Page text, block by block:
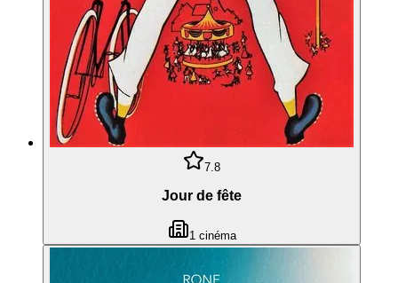
7.8
Jour de fête
1 cinéma